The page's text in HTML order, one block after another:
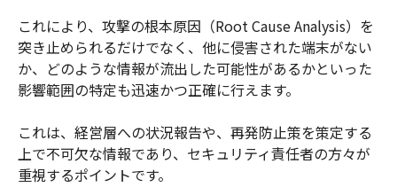
これにより、攻撃の根本原因（Root Cause Analysis）を
突き止められるだけでなく、他に侵害された端末がない
か、どのような情報が流出した可能性があるかといった
影響範囲の特定も迅速かつ正確に行えます。
これは、経営層への状況報告や、再発防止策を策定する
上で不可欠な情報であり、セキュリティ責任者の方々が
重視するポイントです。